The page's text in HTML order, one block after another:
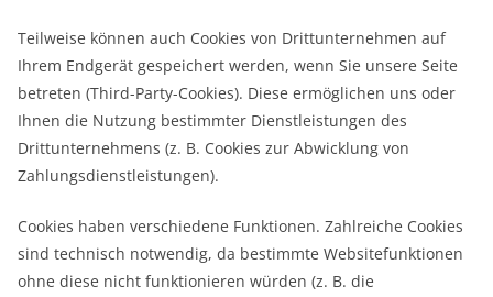
Teilweise können auch Cookies von Drittunternehmen auf
Ihrem Endgerät gespeichert werden, wenn Sie unsere Seite
betreten (Third-Party-Cookies). Diese ermöglichen uns oder
Ihnen die Nutzung bestimmter Dienstleistungen des
Drittunternehmens (z. B. Cookies zur Abwicklung von
Zahlungsdienstleistungen).
Cookies haben verschiedene Funktionen. Zahlreiche Cookies
sind technisch notwendig, da bestimmte Websitefunktionen
ohne diese nicht funktionieren würden (z. B. die